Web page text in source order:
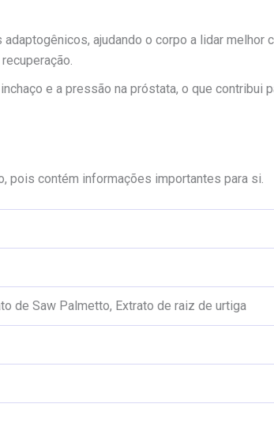
ajudando o corpo a lidar melhor
e a pressão na próstata, o que contribui
pois contém informações importantes para si.
de Saw Palmetto, Extrato de raiz de urtiga